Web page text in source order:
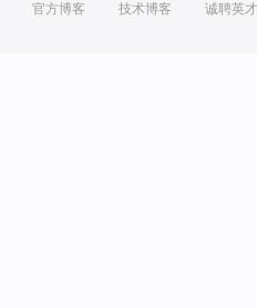
官方博客 技术博客 诚聘英才